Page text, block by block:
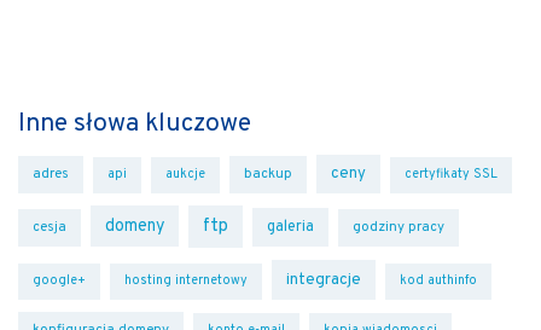
Inne słowa kluczowe
adres api aukcje backup ceny certyfikaty SSL
cesja domeny ftp galeria godziny pracy
google+ hosting internetowy integracje kod authinfo